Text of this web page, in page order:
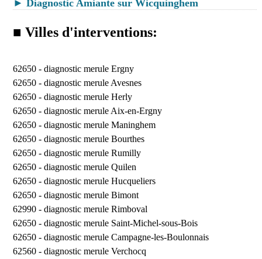
► Diagnostic Amiante sur Wicquinghem
■ Villes d'interventions:
62650 - diagnostic merule Ergny
62650 - diagnostic merule Avesnes
62650 - diagnostic merule Herly
62650 - diagnostic merule Aix-en-Ergny
62650 - diagnostic merule Maninghem
62650 - diagnostic merule Bourthes
62650 - diagnostic merule Rumilly
62650 - diagnostic merule Quilen
62650 - diagnostic merule Hucqueliers
62650 - diagnostic merule Bimont
62990 - diagnostic merule Rimboval
62650 - diagnostic merule Saint-Michel-sous-Bois
62650 - diagnostic merule Campagne-les-Boulonnais
62560 - diagnostic merule Verchocq